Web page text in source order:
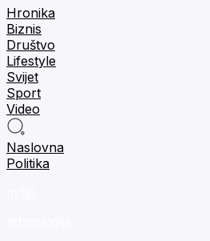
Hronika
Biznis
Društvo
Lifestyle
Svijet
Sport
Video
Naslovna
Politika